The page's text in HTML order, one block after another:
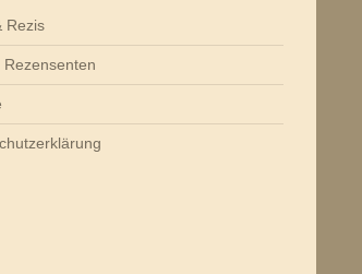
Rezis
Rezensenten